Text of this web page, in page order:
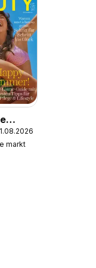
markt